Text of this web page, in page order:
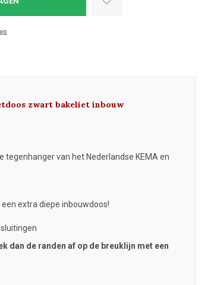
zwart bakeliet inbouw
tegenhanger van het Nederlandse KEMA en
extra diepe inbouwdoos!
dan de randen af op de breuklijn met een